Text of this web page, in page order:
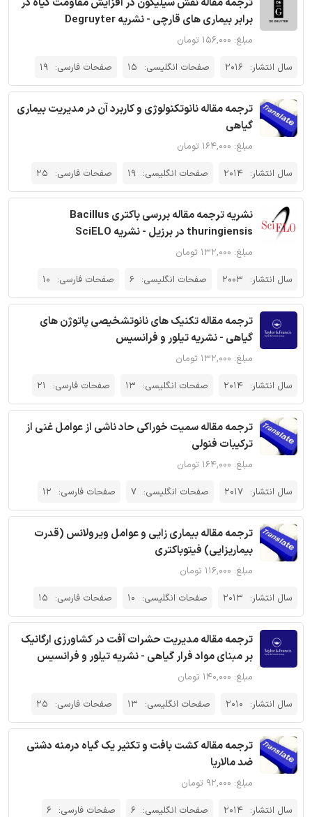
ترجمه مقاله نقش سیلیکون در افزایش مقاومت گیاه در
برابر بیماری های قارچی - نشریه Degruyter
مبلغ: ۱۵۶,۰۰۰ تومان
سال انتشار: 2016 صفحات انگلیسی: 15 صفحات فارسی: 19
ترجمه مقاله نانوتکنولوژی و کاربرد آن در مدیریت بیماری
گیاهی
مبلغ: ۱۶۴,۰۰۰ تومان
سال انتشار: 2014 صفحات انگلیسی: 19 صفحات فارسی: 25
نشریه ترجمه مقاله بررسی باکتری Bacillus
thuringiensis در برزیل - نشریه SciELO
مبلغ: ۱۳۲,۰۰۰ تومان
سال انتشار: 2003 صفحات انگلیسی: 6 صفحات فارسی: 10
ترجمه مقاله تکنیک های نانوتشخیصی پاتوژن های
گیاهی - نشریه تیلور و فرانسیس
مبلغ: ۱۳۲,۰۰۰ تومان
سال انتشار: 2014 صفحات انگلیسی: 13 صفحات فارسی: 21
ترجمه مقاله سمیت خوراکی حاد ناشی از عوامل غنی از
ترکیبات فنولی
مبلغ: ۱۶۴,۰۰۰ تومان
سال انتشار: 2017 صفحات انگلیسی: 7 صفحات فارسی: 12
ترجمه مقاله بیماری زایی و عوامل ویرولانس (قدرت
بیماریزایی) فیتوباکتری
مبلغ: ۱۱۶,۰۰۰ تومان
سال انتشار: 2013 صفحات انگلیسی: 10 صفحات فارسی: 15
ترجمه مقاله مدیریت حشرات آفت در کشاورزی ارگانیک
بر مبنای مواد فرار گیاهی - نشریه تیلور و فرانسیس
مبلغ: ۱۴۰,۰۰۰ تومان
سال انتشار: 2010 صفحات انگلیسی: 13 صفحات فارسی: 25
ترجمه مقاله کشت بافت و تکثیر یک گیاه درمنه دشتی
ضد مالاریا
مبلغ: ۹۲,۰۰۰ تومان
سال انتشار: 2014 صفحات انگلیسی: 6 صفحات فارسی: 6